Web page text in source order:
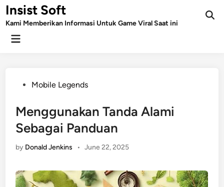
Skip
toInsist Soft
Kami Memberikan Informasi Untuk Game Viral Saat ini
Main
PostedMobile Legends
Menggunakan Tanda Alami
Sebagai Panduan
by Donald Jenkins • June 22, 2025